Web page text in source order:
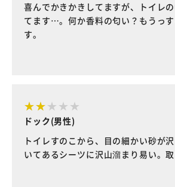
喜んでかきかきしてますが、トイレ
てます…。何か香料の匂い？もうっ
す。
ドック(男性)
トイレすのこから、目の細かい砂が
いてあるシーツに沢山溜まり易い。